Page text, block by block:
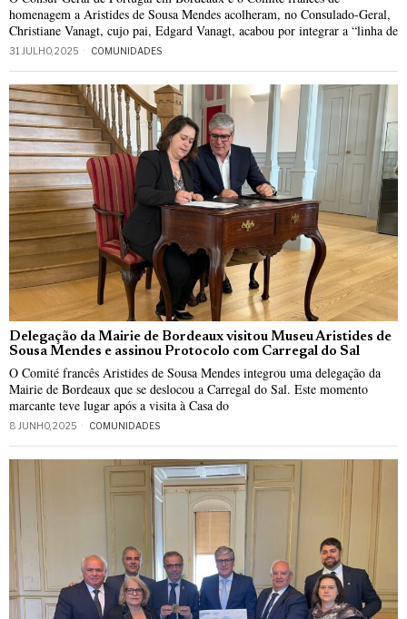
homenagem a Aristides de Sousa Mendes acolheram, no Consulado-Geral,
Christiane Vanagt, cujo pai, Edgard Vanagt, acabou por integrar a “linha de
31 JULHO, 2025 COMUNIDADES
Delegação da Mairie de Bordeaux visitou Museu Aristides de
Sousa Mendes e assinou Protocolo com Carregal do Sal
O Comité francês Aristides de Sousa Mendes integrou uma delegação da
Mairie de Bordeaux que se deslocou a Carregal do Sal. Este momento
marcante teve lugar após a visita à Casa do
8 JUNHO, 2025 COMUNIDADES